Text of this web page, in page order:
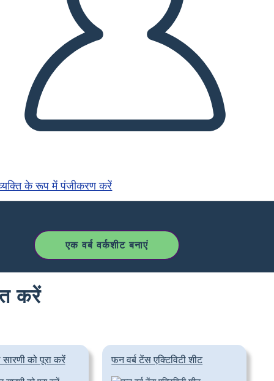
के रूप में पंजीकरण करें
एक वर्ब वर्कशीट बनाएं
करें
को पूरा करें फन वर्ब टेंस एक्टिविटी शीट